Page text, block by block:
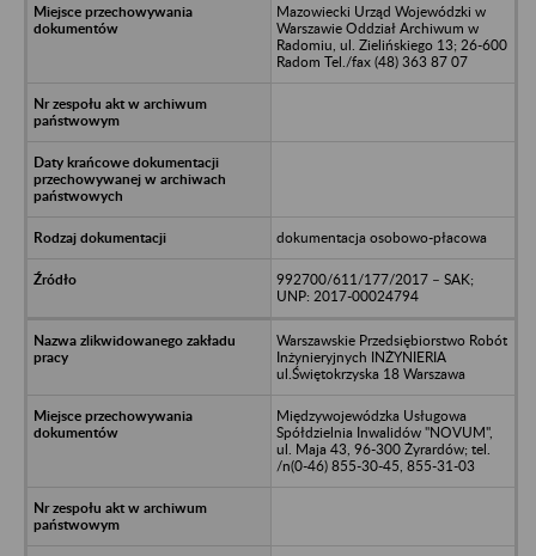
Mazowiecki Urząd Wojewódzki w
Warszawie Oddział Archiwum w
Radomiu, ul. Zielińskiego 13; 26-600
Radom Tel./fax (48) 363 87 07
dokumentacja osobowo-płacowa
992700/611/177/2017 – SAK;
UNP: 2017-00024794
Warszawskie Przedsiębiorstwo Robót
Inżynieryjnych INŻYNIERIA
ul.Świętokrzyska 18 Warszawa
Międzywojewódzka Usługowa
Spółdzielnia Inwalidów "NOVUM",
ul. Maja 43, 96-300 Żyrardów; tel.
/n(0-46) 855-30-45, 855-31-03